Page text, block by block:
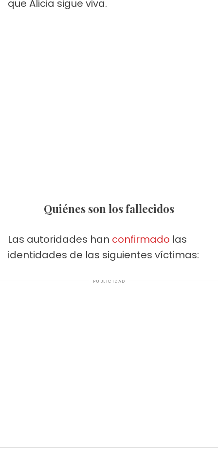
que Alicia sigue viva.
Quiénes son los fallecidos
Las autoridades han confirmado las
identidades de las siguientes víctimas:
PUBLICIDAD